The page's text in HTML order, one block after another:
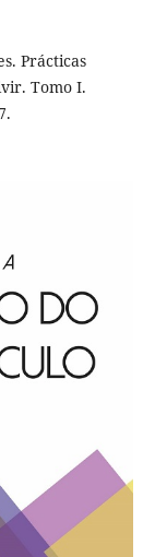
Prácticas
Tomo I.